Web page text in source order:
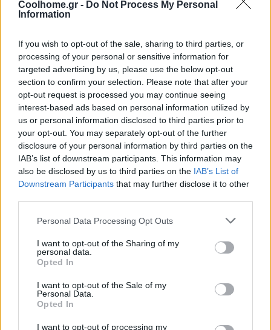
Coolhome.gr - Do Not Process My Personal
Information
If you wish to opt-out of the sale, sharing to third parties, or
processing of your personal or sensitive information for
targeted advertising by us, please use the below opt-out
section to confirm your selection. Please note that after your
opt-out request is processed you may continue seeing
interest-based ads based on personal information utilized by
us or personal information disclosed to third parties prior to
your opt-out. You may separately opt-out of the further
disclosure of your personal information by third parties on the
IAB’s list of downstream participants. This information may
also be disclosed by us to third parties on the IAB’s List of
Downstream Participants that may further disclose it to other
Personal Data Processing Opt Outs
I want to opt-out of the Sharing of my
personal data.
Opted In
I want to opt-out of the Sale of my
Personal Data.
Opted In
I want to opt-out of processing my
μοναδική ευκαιρία να ζήσουν
INDOOR DECO , ΣΥΣΚΕΥΕΣ ,
LG Z1 8K Smart
OLED: Το
αποκορύφωμα της
τηλεοπτικής
εμπειρίας!
Η LG Electronics (LG) με
σκοπό να πετύχει την
απόλυτη εμπειρία θέασης
τηλεόραση OLEDZ19LA, με …
INDOOR DECO